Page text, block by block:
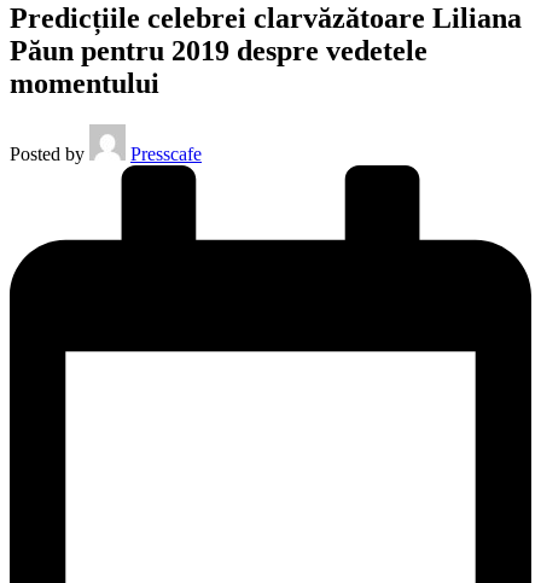
Predicțiile celebrei clarvăzătoare Liliana
Păun pentru 2019 despre vedetele
momentului
Posted by Presscafe